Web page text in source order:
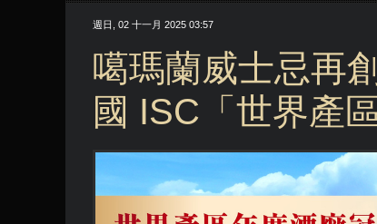
週日, 02 十一月 2025 03:57
噶瑪蘭威士忌再
國 ISC「世界產